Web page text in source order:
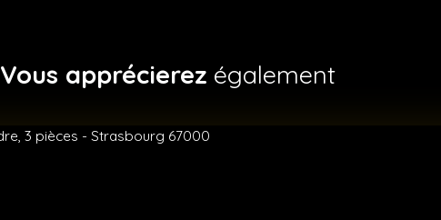
Vous apprécierez également